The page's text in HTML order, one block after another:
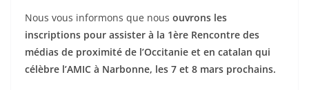
Nous vous informons que nous ouvrons les
inscriptions pour assister à la 1ère Rencontre des
médias de proximité de l’Occitanie et en catalan qui
célèbre l’AMIC à Narbonne, les 7 et 8 mars prochains.